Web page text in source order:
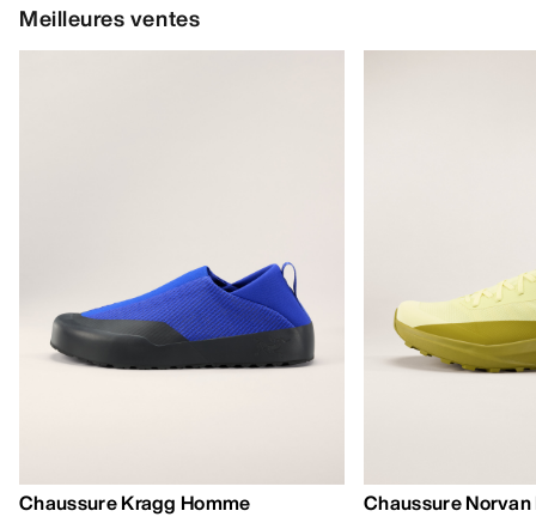
Meilleures ventes
Chaussure Kragg Homme
Chaussure